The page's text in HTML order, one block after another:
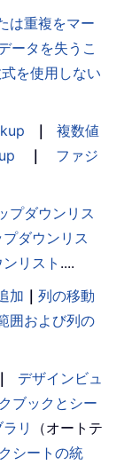
は重複をマー
ータを失うこ
を使用しない
｜
複数値
｜
ファジ
プダウンリス
ダウンリス
リスト ....
加 ｜ 列の移動
囲および列の
｜
デザインビュ
ブックとシー
リ
（オートテ
シートの統